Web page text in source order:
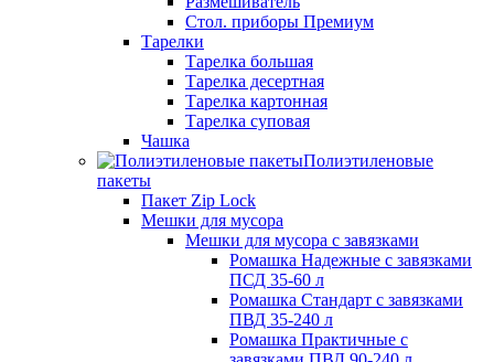
Стол. приборы Премиум
Тарелки
Тарелка большая
Тарелка десертная
Тарелка картонная
Тарелка суповая
Чашка
Полиэтиленовые
пакеты
Пакет Zip Lock
Мешки для мусора
Мешки для мусора с завязками
Ромашка Надежные с завязками
ПСД 35-60 л
Ромашка Стандарт с завязками
ПВД 35-240 л
Ромашка Практичные с